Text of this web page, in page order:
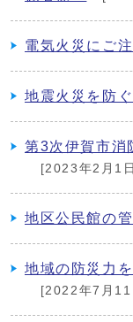
電気火災にご注
地震火災を防
第3次伊賀市消
[2023年2月1
地区公民館の
地域の防災力
[2022年7月11